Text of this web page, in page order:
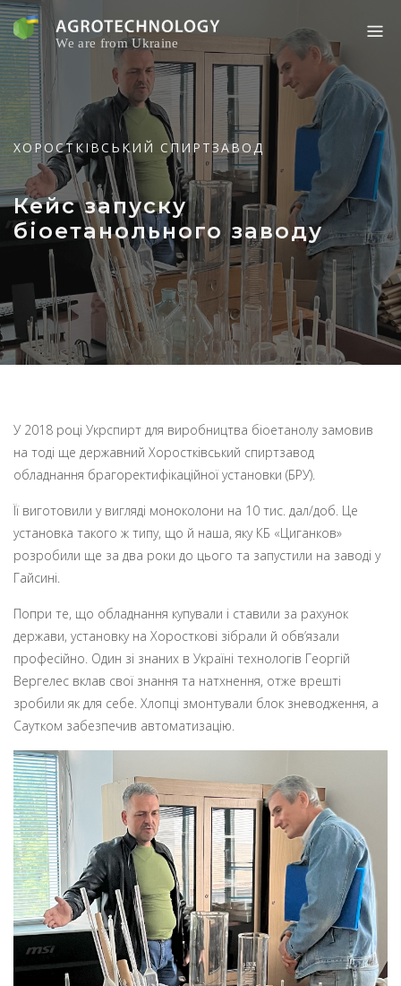
Skip
to
content
ХОРОСТКІВСЬКИЙ СПИРТЗАВОД
Кейс запуску
біоетанольного заводу
У 2018 році Укрспирт для виробництва біоетанолу замовив
на тоді ще державний Хоростківський спиртзавод
обладнання брагоректифікаційної установки (БРУ).
Її виготовили у вигляді моноколони на 10 тис. дал/доб. Це
установка такого ж типу, що й наша, яку КБ «Циганков»
розробили ще за два роки до цього та запустили на заводі у
Гайсині.
Попри те, що обладнання купували і ставили за рахунок
держави, установку на Хоросткові зібрали й обв’язали
професійно. Один зі знаних в Україні технологів Георгій
Вергелес вклав свої знання та натхнення, отже врешті
зробили як для себе. Хлопці змонтували блок зневодження, а
Саутком забезпечив автоматизацію.